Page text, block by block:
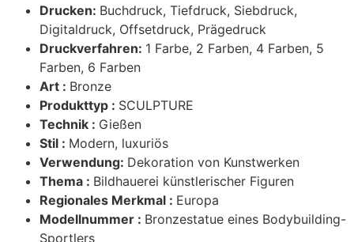
Drucken: Buchdruck, Tiefdruck, Siebdruck,
Digitaldruck, Offsetdruck, Prägedruck
Druckverfahren: 1 Farbe, 2 Farben, 4 Farben, 5
Farben, 6 Farben
Art : Bronze
Produkttyp : SCULPTURE
Technik : Gießen
Stil : Modern, luxuriös
Verwendung: Dekoration von Kunstwerken
Thema : Bildhauerei künstlerischer Figuren
Regionales Merkmal : Europa
Modellnummer : Bronzestatue eines Bodybuilding-
Sportlers